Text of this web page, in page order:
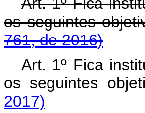
os seguintes
761, de 2016)
Art. 1º Fica
os seguintes
2017)